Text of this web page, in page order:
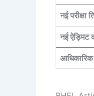
नई परीक्षा
नई ऐड्मिट